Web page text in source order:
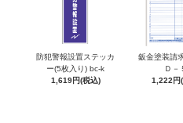
防犯警報設置ステッカ
ー(5枚入り) bc-k
1,619円(税込)
鈑金塗装請
Ｄ－
1,222円